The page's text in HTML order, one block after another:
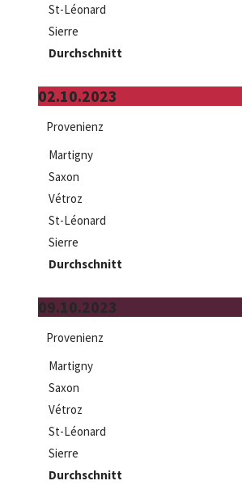
St-Léonard
Sierre
Durchschnitt
02.10.2023
Provenienz
Martigny
Saxon
Vétroz
St-Léonard
Sierre
Durchschnitt
09.10.2023
Provenienz
Martigny
Saxon
Vétroz
St-Léonard
Sierre
Durchschnitt